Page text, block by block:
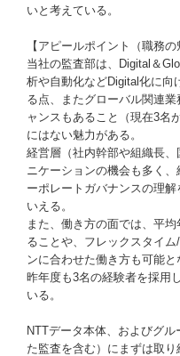
いと考えている。
【アピールポイント（職務の
当社の監査部は、Digital＆
析や自動化などDigital化に向
る点、またグローバル関連
ャンスもあること（現在3名
にはない魅力がある。
経営層（社内幹部や組織長
ニケーションの機会も多く
ーポレートガバナンスの理
いえる。
また、働き方の面では、平
ることや、フレックスタイ
ンに合わせた働き方も可能と
昨年度も3名の経験者を採用
いる。
NTTデータ本体、およびグ
た監査を含む）にまずは取